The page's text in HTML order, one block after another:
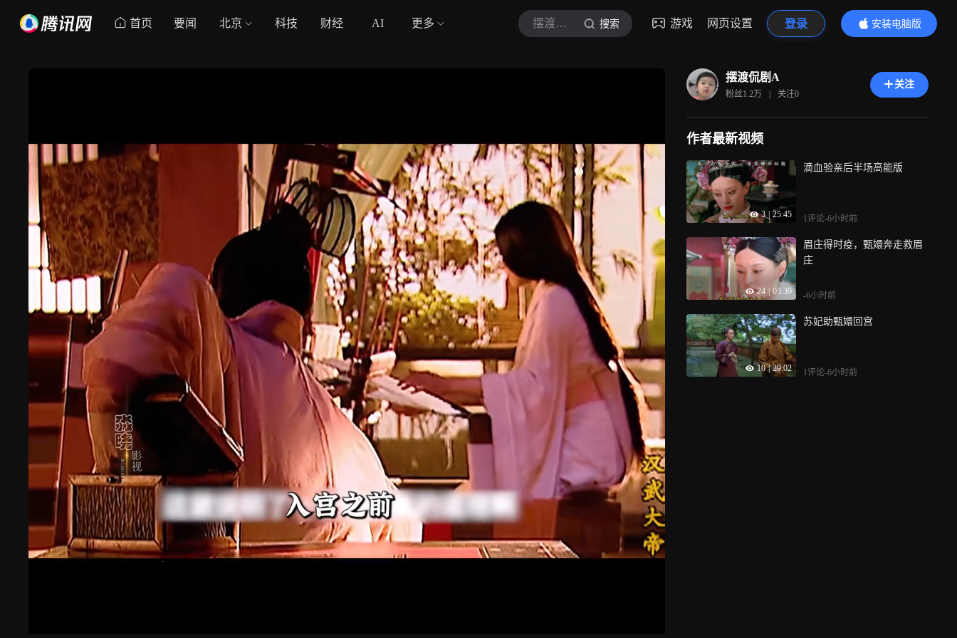
首页 要闻 北京 科技 财经 AI 更多 摆渡侃剧A 搜索 游戏 网页设置 登录
安装电脑版
内容更精彩
摆渡侃剧A
粉丝1.2万 | 关注0
关注
作者最新视频
3 25:45
滴血验亲后半场高能版
1评论-6小时前
24 03:39
眉庄得时疫，甄嬛奔走救眉
庄
-6小时前
10 | 29:02
苏妃助甄嬛回宫
1评论-6小时前